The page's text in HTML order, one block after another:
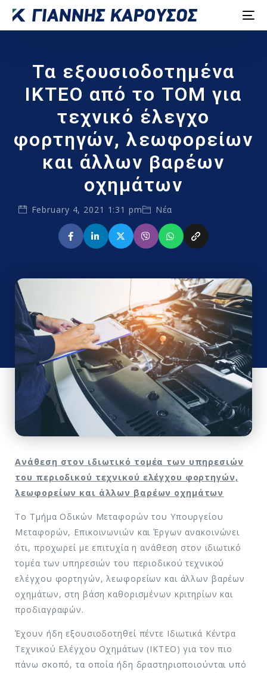
Τα εξουσιοδοτημένα
ΙΚΤΕΟ από το ΤΟΜ για
τεχνικό έλεγχο
φορτηγών, λεωφορείων
και άλλων βαρέων
οχημάτων
February 4, 2021 1:31 pm Νέα
Ανάθεση στον ιδιωτικό τομέα των υπηρεσιών
του περιοδικού τεχνικού ελέγχου φορτηγών,
λεωφορείων και άλλων βαρέων οχημάτων
Το Τμήμα Οδικών Μεταφορών του Υπουργείου
Μεταφορών, Επικοινωνιών και Έργων ανακοινώνει
ότι, προχωρεί με επιτυχία η ανάθεση στον ιδιωτικό
τομέα των υπηρεσιών του περιοδικού τεχνικού
ελέγχου φορτηγών, λεωφορείων και άλλων βαρέων
οχημάτων, στη βάση καθορισμένων κριτηρίων και
προδιαγραφών.
Έχουν ήδη εξουσιοδοτηθεί πέντε Ιδιωτικά Κέντρα
Τεχνικού Ελέγχου Οχημάτων (ΙΚΤΕΟ) για τον πιο
πάνω σκοπό, τα οποία ήδη δραστηριοποιούνται υπό